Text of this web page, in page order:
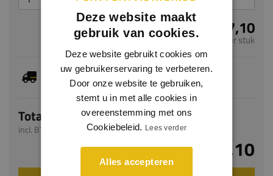
€ 7,10
per stuk
Dit artikel is voorradig, de verwachte levertijd
bedraagt 1-3 werkdagen
Totaal
incl. BTW
€ 7,10
Deze website maakt
gebruik van cookies.
Deze website gebruikt cookies om
uw gebruikerservaring te verbeteren.
Door onze website te gebruiken,
stemt u in met alle cookies in
overeenstemming met ons
Cookiebeleid. Lees verder
Alles accepteren